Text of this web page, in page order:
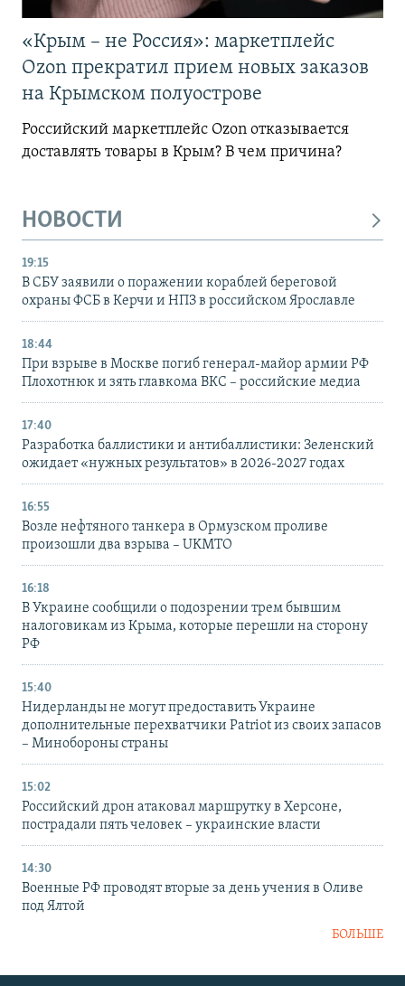
«Крым – не Россия»: маркетплейс
Ozon прекратил прием новых заказов
на Крымском полуострове
Российский маркетплейс Ozon отказывается
доставлять товары в Крым? В чем причина?
НОВОСТИ
19:15
В СБУ заявили о поражении кораблей береговой
охраны ФСБ в Керчи и НПЗ в российском Ярославле
18:44
При взрыве в Москве погиб генерал-майор армии РФ
Плохотнюк и зять главкома ВКС – российские медиа
17:40
Разработка баллистики и антибаллистики: Зеленский
ожидает «нужных результатов» в 2026-2027 годах
16:55
Возле нефтяного танкера в Ормузском проливе
произошли два взрыва – UKMTO
16:18
В Украине сообщили о подозрении трем бывшим
налоговикам из Крыма, которые перешли на сторону
РФ
15:40
Нидерланды не могут предоставить Украине
дополнительные перехватчики Patriot из своих запасов
– Минобороны страны
15:02
Российский дрон атаковал маршрутку в Херсоне,
пострадали пять человек – украинские власти
14:30
Военные РФ проводят вторые за день учения в Оливе
под Ялтой
БОЛЬШЕ